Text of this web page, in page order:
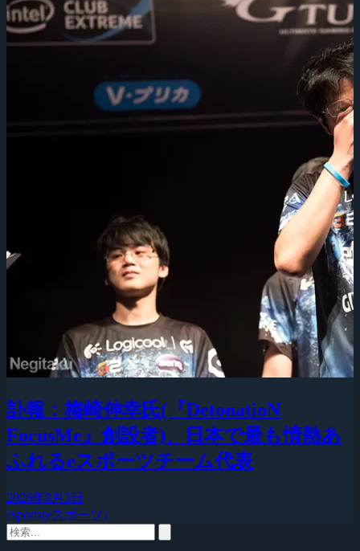
訃報：梅崎伸幸氏(『DetonatioN
FocusMe』創設者)、日本で最も情熱あ
ふれるeスポーツチーム代表
2026年8月3日
esports(eスポーツ)